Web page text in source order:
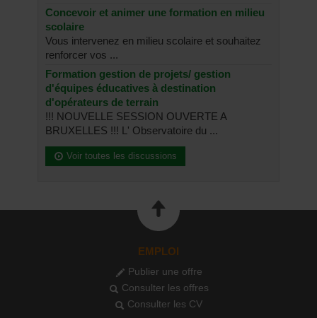
Concevoir et animer une formation en milieu
scolaire
Vous intervenez en milieu scolaire et souhaitez
renforcer vos ...
Formation gestion de projets/ gestion
d'équipes éducatives à destination
d'opérateurs de terrain
!!! NOUVELLE SESSION OUVERTE A
BRUXELLES !!! L' Observatoire du ...
Voir toutes les discussions
EMPLOI
Publier une offre
Consulter les offres
Consulter les CV